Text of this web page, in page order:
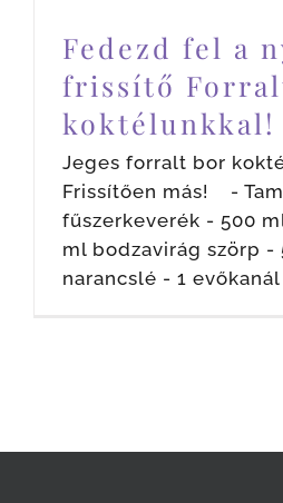
Fedezd fel a
frissítő
koktélunkkal!
Jeges forralt bor
Frissítően más! -
fűszerkeverék - 500
ml bodzavirág szörp -
narancslé - 1 evőkanál